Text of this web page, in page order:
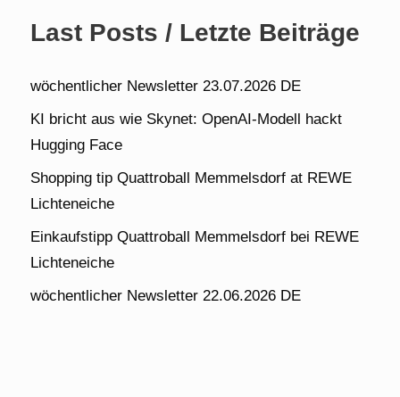
Last Posts / Letzte Beiträge
wöchentlicher Newsletter 23.07.2026 DE
KI bricht aus wie Skynet: OpenAI-Modell hackt
Hugging Face
Shopping tip Quattroball Memmelsdorf at REWE
Lichteneiche
Einkaufstipp Quattroball Memmelsdorf bei REWE
Lichteneiche
wöchentlicher Newsletter 22.06.2026 DE